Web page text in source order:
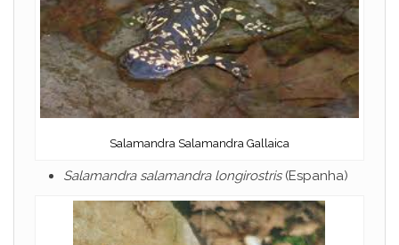
Salamandra Salamandra Gallaica
Salamandra salamandra longirostris(Espanha)